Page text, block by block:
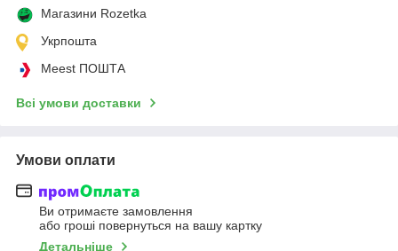
Магазини Rozetka
Укрпошта
Meest ПОШТА
Всі умови доставки
Умови оплати
Ви отримаєте замовлення
або гроші повернуться на вашу картку
Детальніше